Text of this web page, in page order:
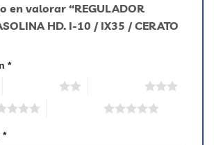
en valorar “REGULADOR
HD. I-10 / IX35 / CERATO
*
*